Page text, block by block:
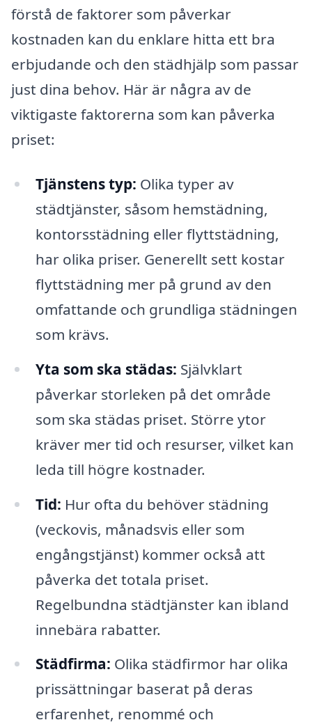
förstå de faktorer som påverkar
kostnaden kan du enklare hitta ett bra
erbjudande och den städhjälp som passar
just dina behov. Här är några av de
viktigaste faktorerna som kan påverka
priset:
Tjänstens typ: Olika typer av
städtjänster, såsom hemstädning,
kontorsstädning eller flyttstädning,
har olika priser. Generellt sett kostar
flyttstädning mer på grund av den
omfattande och grundliga städningen
som krävs.
Yta som ska städas: Självklart
påverkar storleken på det område
som ska städas priset. Större ytor
kräver mer tid och resurser, vilket kan
leda till högre kostnader.
Tid: Hur ofta du behöver städning
(veckovis, månadsvis eller som
engångstjänst) kommer också att
påverka det totala priset.
Regelbundna städtjänster kan ibland
innebära rabatter.
Städfirma: Olika städfirmor har olika
prissättningar baserat på deras
erfarenhet, renommé och